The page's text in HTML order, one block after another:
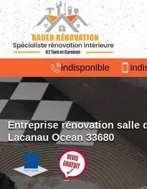
indisponible
Entreprise rénovation salle
Lacanau Ocean 33680